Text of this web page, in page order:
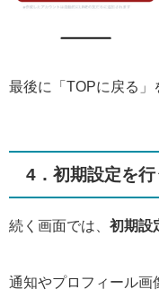
最後に「TOPに戻る」
4．初期設定を行
続く画面では、 初期設
通知やプロフィール画